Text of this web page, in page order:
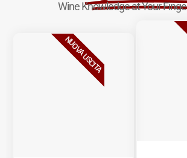
Wine Knowledge at Your
NUOVA USCITA